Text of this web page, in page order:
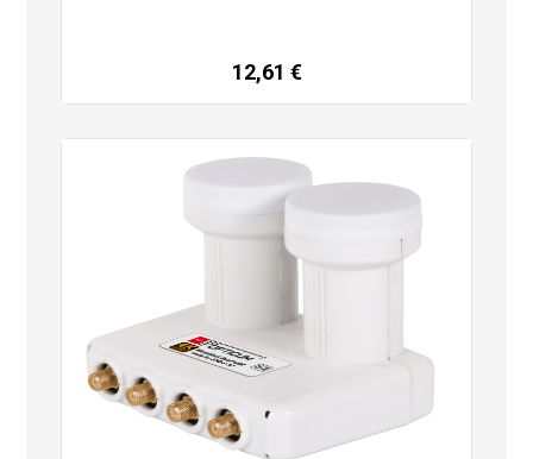
12,61 €
Pročitaj više